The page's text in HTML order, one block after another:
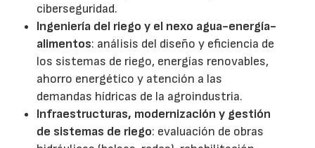
ciberseguridad.
Ingeniería del riego y el nexo agua-energía-
alimentos: análisis del diseño y eficiencia de
los sistemas de riego, energías renovables,
ahorro energético y atención a las
demandas hídricas de la agroindustria.
Infraestructuras, modernización y gestión
de sistemas de riego: evaluación de obras